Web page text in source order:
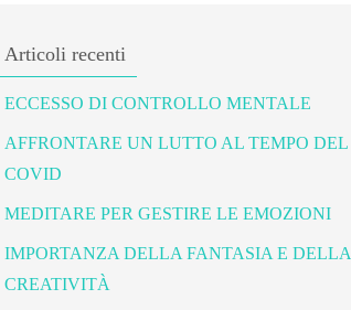
Articoli recenti
ECCESSO DI CONTROLLO MENTALE
AFFRONTARE UN LUTTO AL TEMPO DEL
COVID
MEDITARE PER GESTIRE LE EMOZIONI
IMPORTANZA DELLA FANTASIA E DELLA
CREATIVITÀ